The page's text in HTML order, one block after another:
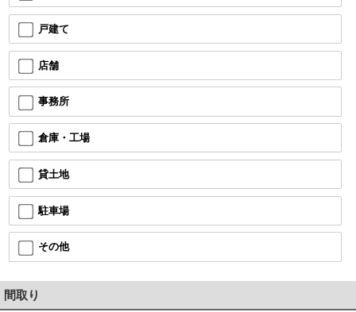
戸建て
店舗
事務所
倉庫・工場
貸土地
駐車場
その他
間取り